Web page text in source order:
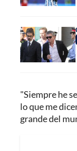
"Siempre he
lo que me
grande del